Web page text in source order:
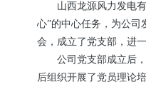
山西龙源风力发电有
心”的中心任务，为公司
会，成立了党支部，进
公司党支部成立后，
后组织开展了党员理论